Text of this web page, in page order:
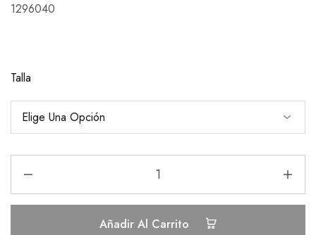
1296040
Talla
Añadir Al Carrito